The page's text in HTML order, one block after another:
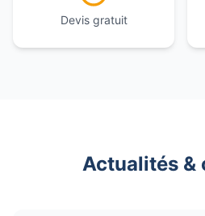
Devis gratuit
Actualités &